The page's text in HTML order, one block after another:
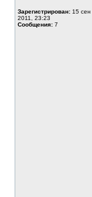
Зарегистрирован: 15 сен
2011, 23:23
Сообщения: 7